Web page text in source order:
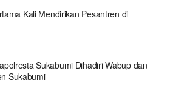
Kali Mendirikan Pesantren di
Sukabumi Dihadiri Wabup dan
Sukabumi